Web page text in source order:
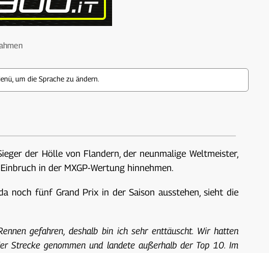
um die Sprache zu ändern.
der Hölle von Flandern, der neunmalige Weltmeister,
in der MXGP-Wertung hinnehmen.
noch fünf Grand Prix in der Saison ausstehen, sieht die
gefahren, deshalb bin ich sehr enttäuscht. Wir hatten
Strecke genommen und landete außerhalb der Top 10. Im